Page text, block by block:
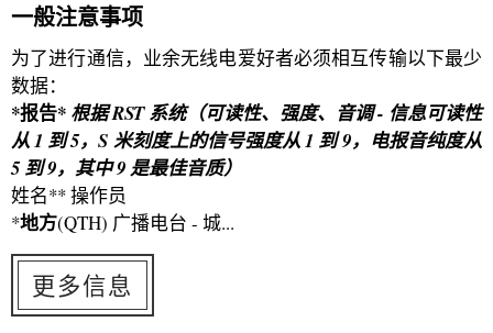
一般注意事项
为了进行通信，业余无线电爱好者必须相互传输以下最少
数据：
*报告* 根据 RST 系统（可读性、强度、音调 - 信息可读性
从 1 到 5，S 米刻度上的信号强度从 1 到 9，电报音纯度从
5 到 9，其中 9 是最佳音质）
姓名** 操作员
*地方(QTH) 广播电台 - 城...
更多信息